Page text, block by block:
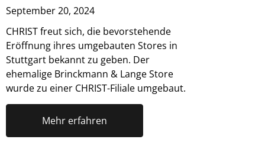
September 20, 2024
CHRIST freut sich, die bevorstehende
Eröffnung ihres umgebauten Stores in
Stuttgart bekannt zu geben. Der
ehemalige Brinckmann & Lange Store
wurde zu einer CHRIST-Filiale umgebaut.
Mehr erfahren